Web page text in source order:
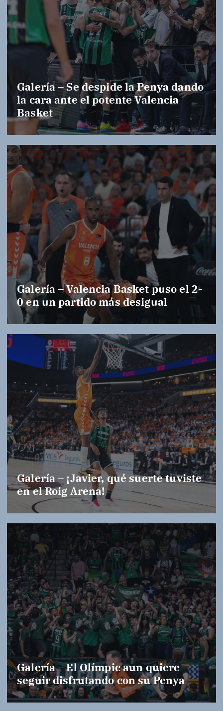
Galería – Se despide la Penya dando
la cara ante el potente Valencia
Basket
Galería – Valencia Basket puso el 2-
0 en un partido más desigual
Galería – ¡Javier, qué suerte tuviste
en el Roig Arena!
Galería – El Olímpic aun quiere
seguir disfrutando con su Penya